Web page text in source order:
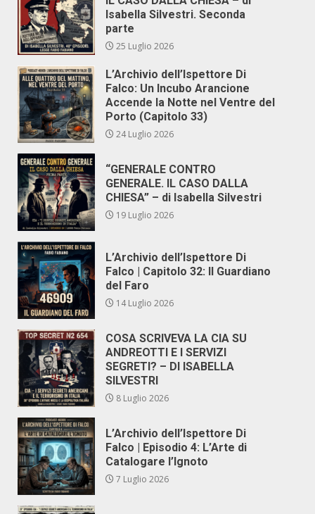
Isabella Silvestri. Seconda
parte
25 Luglio 2026
L’Archivio dell’Ispettore Di
Falco: Un Incubo Arancione
Accende la Notte nel Ventre del
Porto (Capitolo 33)
24 Luglio 2026
“GENERALE CONTRO
GENERALE. IL CASO DALLA
CHIESA” – di Isabella Silvestri
19 Luglio 2026
L’Archivio dell’Ispettore Di
Falco | Capitolo 32: Il Guardiano
del Faro
14 Luglio 2026
COSA SCRIVEVA LA CIA SU
ANDREOTTI E I SERVIZI
SEGRETI? – DI ISABELLA
SILVESTRI
8 Luglio 2026
L’Archivio dell’Ispettore Di
Falco | Episodio 4: L’Arte di
Catalogare l’Ignoto
7 Luglio 2026